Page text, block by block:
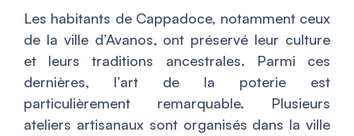
Les habitants de Cappadoce, notamment ceux
de la ville d’Avanos, ont préservé leur culture
et leurs traditions ancestrales. Parmi ces
dernières, l’art de la poterie est
particulièrement remarquable. Plusieurs
ateliers artisanaux sont organisés dans la ville